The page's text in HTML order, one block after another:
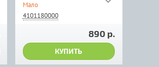
Мало
4101180000
890 р.
КУПИТЬ